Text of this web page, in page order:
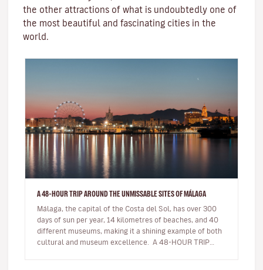
the other attractions of what is undoubtedly one of
the most beautiful and fascinating cities in the
world.
A 48-HOUR TRIP AROUND THE UNMISSABLE SITES OF MÁLAGA
Málaga, the capital of the Costa del Sol, has over 300
days of sun per year, 14 kilometres of beaches, and 40
different museums, making it a shining example of both
cultural and museum excellence. A 48-HOUR TRIP